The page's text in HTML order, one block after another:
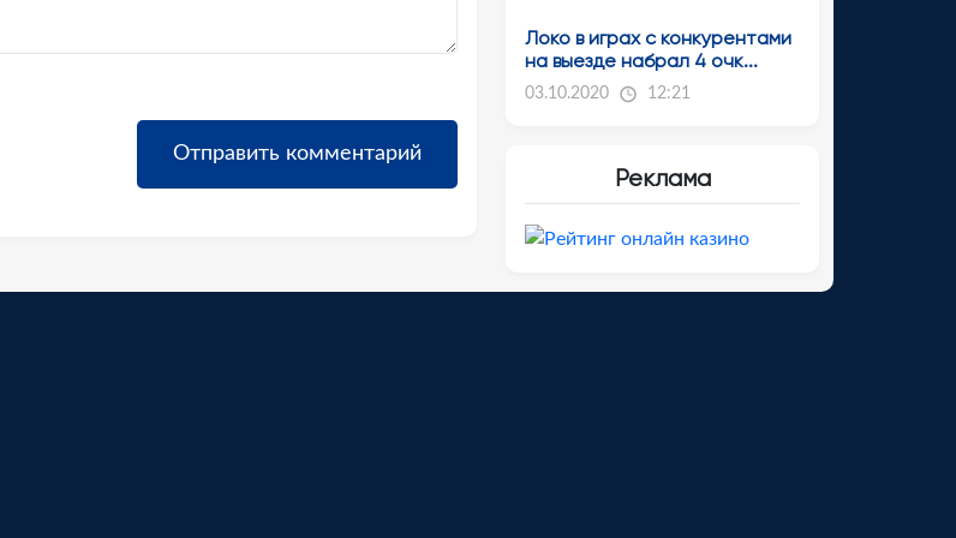
Локо в играх с конкурентами
на выезде набрал 4 очк...
03.10.2020 12:21
Реклама